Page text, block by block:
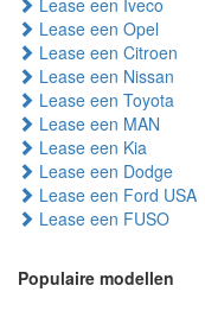
Lease een Opel
Lease een Citroen
Lease een Nissan
Lease een Toyota
Lease een MAN
Lease een Kia
Lease een Dodge
Lease een Ford USA
Lease een FUSO
Populaire modellen